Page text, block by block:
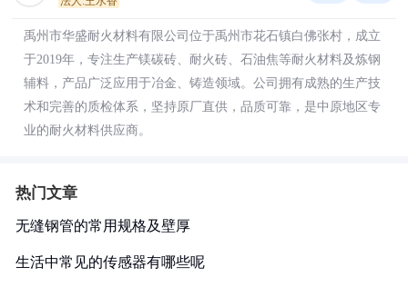
禹州市华盛耐火材料有限公司位于禹州市花石镇白佛张村，成立
于2019年，专注生产镁碳砖、耐火砖、石油焦等耐火材料及炼钢
辅料，产品广泛应用于冶金、铸造领域。公司拥有成熟的生产技
术和完善的质检体系，坚持原厂直供，品质可靠，是中原地区专
业的耐火材料供应商。
热门文章
无缝钢管的常用规格及壁厚
生活中常见的传感器有哪些呢